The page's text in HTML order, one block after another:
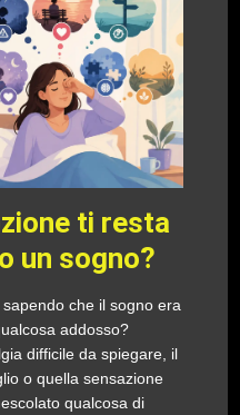
ti resta
un sogno?
che il sogno era
addosso?
difficile da spiegare, il
o quella sensazione
qualcosa di